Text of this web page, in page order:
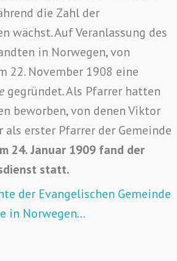
die Zahl der
wächst. Auf Veranlassung des
in Norwegen, von
22. November 1908 eine
gegründet. Als Pfarrer hatten
beworben, von denen Viktor
als erster Pfarrer der Gemeinde
24. Januar 1909 fand der
statt.
der Evangelischen Gemeinde
in Norwegen…